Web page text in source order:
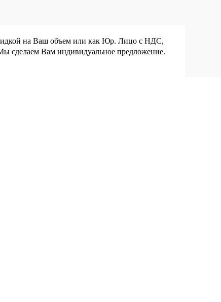
на Ваш объем или как Юр. Лицо с НДС,
сделаем Вам индивидуальное предложение.